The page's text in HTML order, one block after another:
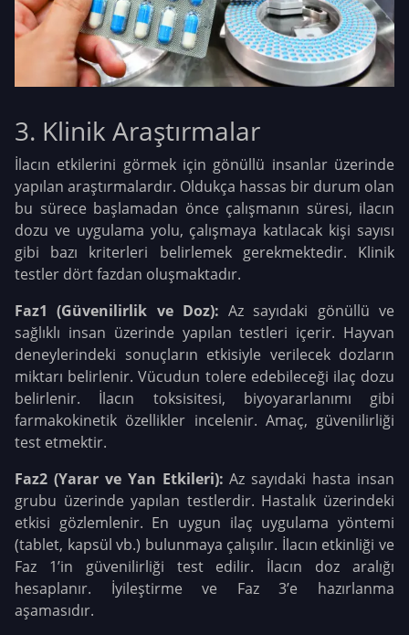
3. Klinik Araştırmalar
İlacın etkilerini görmek için gönüllü insanlar üzerinde
yapılan araştırmalardır. Oldukça hassas bir durum olan
bu sürece başlamadan önce çalışmanın süresi, ilacın
dozu ve uygulama yolu, çalışmaya katılacak kişi sayısı
gibi bazı kriterleri belirlemek gerekmektedir. Klinik
testler dört fazdan oluşmaktadır.
Faz1 (Güvenilirlik ve Doz): Az sayıdaki gönüllü ve
sağlıklı insan üzerinde yapılan testleri içerir. Hayvan
deneylerindeki sonuçların etkisiyle verilecek dozların
miktarı belirlenir. Vücudun tolere edebileceği ilaç dozu
belirlenir. İlacın toksisitesi, biyoyararlanımı gibi
farmakokinetik özellikler incelenir. Amaç, güvenilirliği
test etmektir.
Faz2 (Yarar ve Yan Etkileri): Az sayıdaki hasta insan
grubu üzerinde yapılan testlerdir. Hastalık üzerindeki
etkisi gözlemlenir. En uygun ilaç uygulama yöntemi
(tablet, kapsül vb.) bulunmaya çalışılır. İlacın etkinliği ve
Faz 1’in güvenilirliği test edilir. İlacın doz aralığı
hesaplanır. İyileştirme ve Faz 3’e hazırlanma
aşamasıdır.